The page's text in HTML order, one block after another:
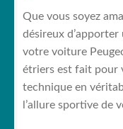
Que vous soyez
désireux
votre voiture
étriers est fait pour
technique en
l’allure sportive de